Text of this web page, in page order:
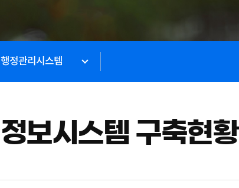
행정관리시스템
정보시스템 구축현황